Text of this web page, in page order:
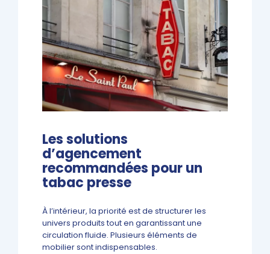
Les solutions
d’agencement
recommandées pour un
tabac presse
À l’intérieur, la priorité est de structurer les
univers produits tout en garantissant une
circulation fluide. Plusieurs éléments de
mobilier sont indispensables.